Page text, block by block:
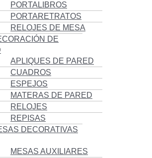
PORTALIBROS
PORTARETRATOS
RELOJES DE MESA
DE
APLIQUES DE PARED
CUADROS
ESPEJOS
MATERAS DE PARED
RELOJES
REPISAS
DECORATIVAS
MESAS AUXILIARES